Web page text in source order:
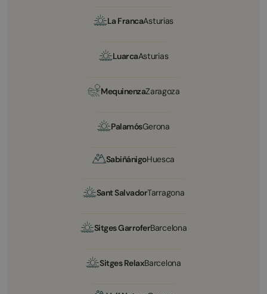
La FrancaAsturias
LuarcaAsturias
MequinenzaZaragoza
PalamósGerona
SabiñánigoHuesca
Sant SalvadorTarragona
Sitges GarroferBarcelona
Sitges RelaxBarcelona